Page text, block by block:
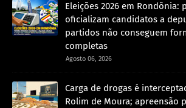
Eleições 2026 em Rondônia:
oficializam candidatos a
partidos não conseguem
completas
Agosto 06, 2026
Carga de drogas é
Rolim de Moura; apreensão